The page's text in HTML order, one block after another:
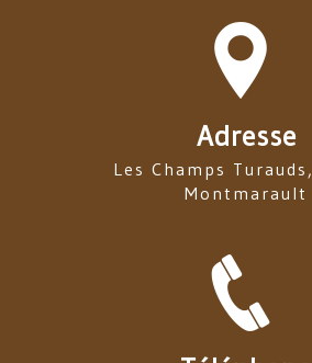
Adresse
Les Champs Turauds, 03390
Montmarault